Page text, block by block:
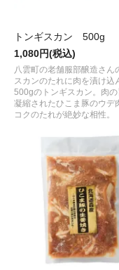
トンギスカン 500g
1,080円(税込)
八雲町の老舗服部醸造さん
スカンのたれに肉を漬け込
500gのトンギスカン。肉
凝縮されたひこま豚のウデ
コクのたれが絶妙な相性。